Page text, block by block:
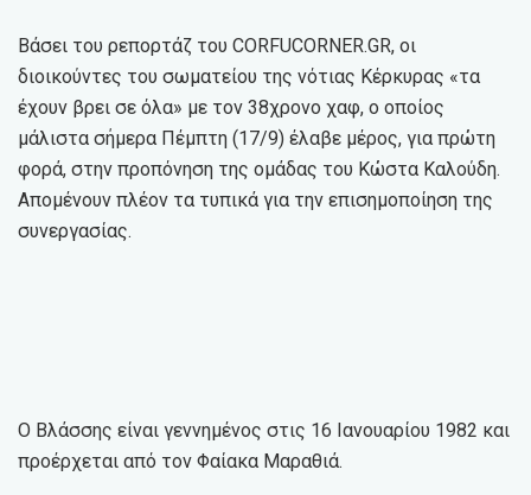
Βάσει του ρεπορτάζ του CORFUCORNER.GR, οι
διοικούντες του σωματείου της νότιας Κέρκυρας «τα
έχουν βρει σε όλα» με τον 38χρονο χαφ, ο οποίος
μάλιστα σήμερα Πέμπτη (17/9) έλαβε μέρος, για πρώτη
φορά, στην προπόνηση της ομάδας του Κώστα Καλούδη.
Απομένουν πλέον τα τυπικά για την επισημοποίηση της
συνεργασίας.
Ο Βλάσσης είναι γεννημένος στις 16 Ιανουαρίου 1982 και
προέρχεται από τον Φαίακα Μαραθιά.